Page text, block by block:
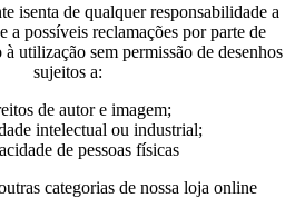
isenta de qualquer responsabilidade a
a possíveis reclamações por parte de
utilização sem permissão de desenhos
sujeitos a:
de autor e imagem;
intelectual ou industrial;
de pessoas físicas
categorias de nossa loja online